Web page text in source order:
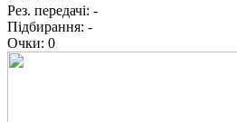
Рез. передачі: -
Підбирання: -
Очки: 0